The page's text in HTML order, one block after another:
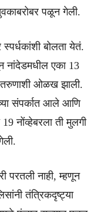
पळून गेली.
बोलता येतं.
नांदेडमधील एका 13
तरुणाशी ओळख झाली.
संपर्कात आले आणि
नोंव्हेबरला ती मुलगी
परतली नाही, म्हणून
तंत्रिकदृष्ट्या